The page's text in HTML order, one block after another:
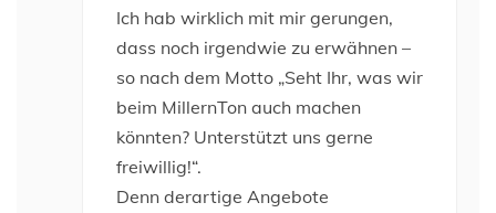
Ich hab wirklich mit mir gerungen,
dass noch irgendwie zu erwähnen –
so nach dem Motto „Seht Ihr, was wir
beim MillernTon auch machen
könnten? Unterstützt uns gerne
freiwillig!“.
Denn derartige Angebote